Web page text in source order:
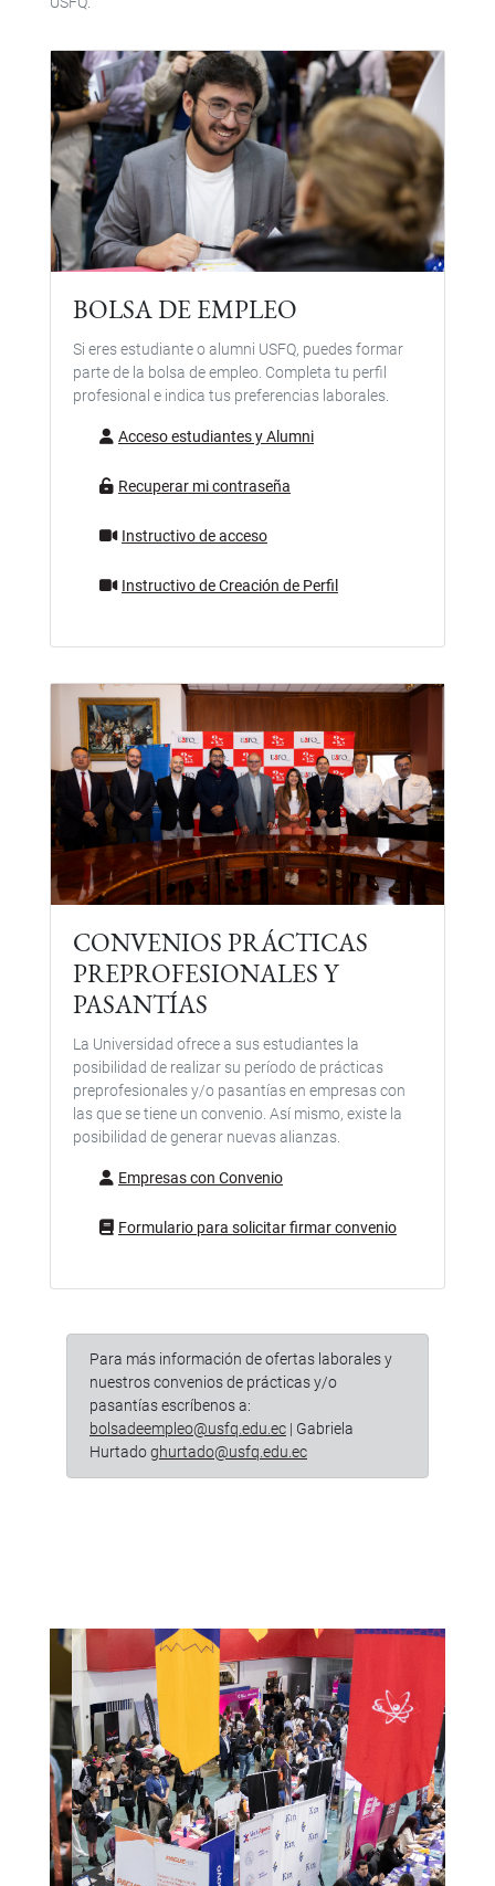
BOLSA DE EMPLEO
Si eres estudiante o alumni USFQ, puedes formar
parte de la bolsa de empleo. Completa tu perfil
profesional e indica tus preferencias laborales.
Acceso estudiantes y Alumni
Recuperar mi contraseña
Instructivo de acceso
Instructivo de Creación de Perfil
CONVENIOS PRÁCTICAS
PREPROFESIONALES Y
PASANTÍAS
La Universidad ofrece a sus estudiantes la
posibilidad de realizar su período de prácticas
preprofesionales y/o pasantías en empresas con
las que se tiene un convenio. Así mismo, existe la
posibilidad de generar nuevas alianzas.
Empresas con Convenio
Formulario para solicitar firmar convenio
Para más información de ofertas laborales y
nuestros convenios de prácticas y/o
pasantías escríbenos a:
bolsadeempleo@usfq.edu.ec | Gabriela
Hurtadoghurtado@usfq.edu.ec
Anterior Siguiente